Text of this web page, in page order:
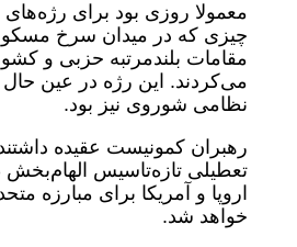
معمولا روزی بود برای رژه‌های
چیزی که در میدان سرخ
مقامات بلندمرتبه حزبی و
می‌کردند. این رژه در عین
نظامی شوروی نیز بود.
رهبران کمونیست عقیده
تعطیلی تازه‌تاسیس الهام‌بخش
اروپا و آمریکا برای مبارزه
خواهد شد.